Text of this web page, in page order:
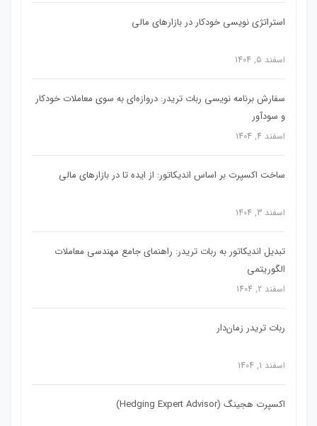
استراتژی‌ نویسی خودکار در بازارهای مالی
اسفند 5, 1404
سفارش برنامه نویسی ربات تریدر: دروازه‌ای به سوی معاملات خودکار
و سودآور
اسفند 4, 1404
ساخت اکسپرت بر اساس اندیکاتور: از ایده تا در بازارهای مالی
اسفند 3, 1404
تبدیل اندیکاتور به ربات تریدر: راهنمای جامع مهندسی معاملات
الگوریتمی
اسفند 2, 1404
ربات تریدر زمان‌دار
اسفند 1, 1404
اکسپرت هجینگ (Hedging Expert Advisor)